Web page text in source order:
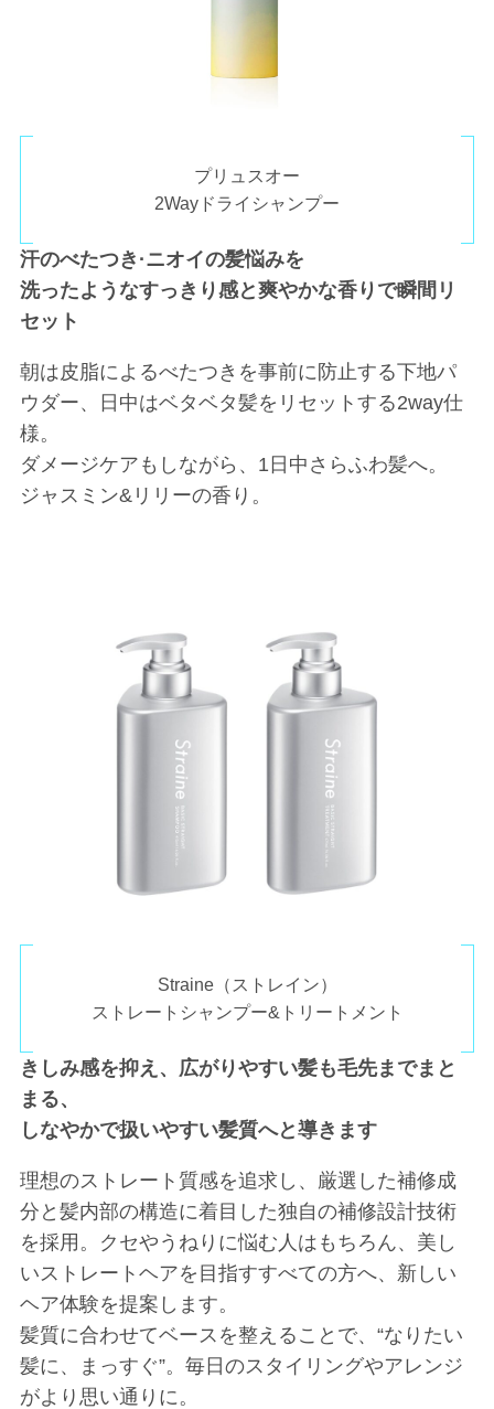
プリュスオー
2Wayドライシャンプー
汗のべたつき·ニオイの髪悩みを
洗ったようなすっきり感と爽やかな香りで瞬間リ
セット
朝は皮脂によるべたつきを事前に防止する下地パ
ウダー、日中はベタベタ髪をリセットする2way仕
様。
ダメージケアもしながら、1日中さらふわ髪へ。
ジャスミン&リリーの香り。
Straine（ストレイン）
ストレートシャンプー&トリートメント
きしみ感を抑え、広がりやすい髪も毛先までまと
まる、
しなやかで扱いやすい髪質へと導きます
理想のストレート質感を追求し、厳選した補修成
分と髪内部の構造に着目した独自の補修設計技術
を採用。クセやうねりに悩む人はもちろん、美し
いストレートヘアを目指すすべての方へ、新しい
ヘア体験を提案します。
髪質に合わせてベースを整えることで、“なりたい
髪に、まっすぐ”。毎日のスタイリングやアレンジ
がより思い通りに。